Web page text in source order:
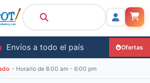
Envíos a todo el país Ofertas
- Horario de 8:00 am - 6:00 pm